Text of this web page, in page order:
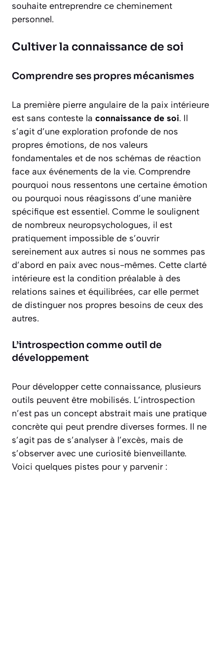
souhaite entreprendre ce cheminement
personnel.
Cultiver la connaissance de soi
Comprendre ses propres mécanismes
La première pierre angulaire de la paix intérieure
est sans conteste la connaissance de soi. Il
s’agit d’une exploration profonde de nos
propres émotions, de nos valeurs
fondamentales et de nos schémas de réaction
face aux événements de la vie. Comprendre
pourquoi nous ressentons une certaine émotion
ou pourquoi nous réagissons d’une manière
spécifique est essentiel. Comme le soulignent
de nombreux neuropsychologues, il est
pratiquement impossible de s’ouvrir
sereinement aux autres si nous ne sommes pas
d’abord en paix avec nous-mêmes. Cette clarté
intérieure est la condition préalable à des
relations saines et équilibrées, car elle permet
de distinguer nos propres besoins de ceux des
autres.
L’introspection comme outil de
développement
Pour développer cette connaissance, plusieurs
outils peuvent être mobilisés. L’introspection
n’est pas un concept abstrait mais une pratique
concrète qui peut prendre diverses formes. Il ne
s’agit pas de s’analyser à l’excès, mais de
s’observer avec une curiosité bienveillante.
Voici quelques pistes pour y parvenir :